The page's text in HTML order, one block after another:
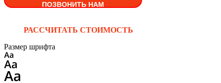
ПОЗВОНИТЬ НАМ
РАССЧИТАТЬ СТОИМОСТЬ
Размер шрифта